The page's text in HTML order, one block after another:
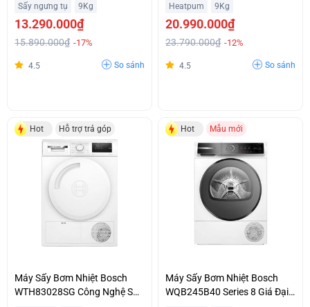
Sập Sàn
Sấy ngưng tụ 9Kg
13.290.000₫
15.890.000₫ -17%
4.5 So sánh
Ái Khuyến Mãi
Heatpum 9Kg
20.990.000₫
23.790.000₫ -12%
4.5 So sánh
Hot Hỗ trợ trả góp
Máy Sấy Bơm Nhiệt Bosch
WTH83028SG Công Nghệ Sấy
Hot Mẫu mới
Máy Sấy Bơm Nhiệt Bosch
WQB245B40 Series 8 Giá Đại